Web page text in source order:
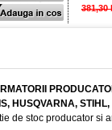
381,30
HUSQVARNA,
de stoc producator si